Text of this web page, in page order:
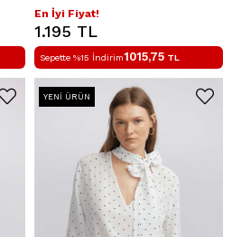
En İyi Fiyat!
1.195 TL
Sepette %15 İndirim1015,75 TL
YENI ÜRÜN